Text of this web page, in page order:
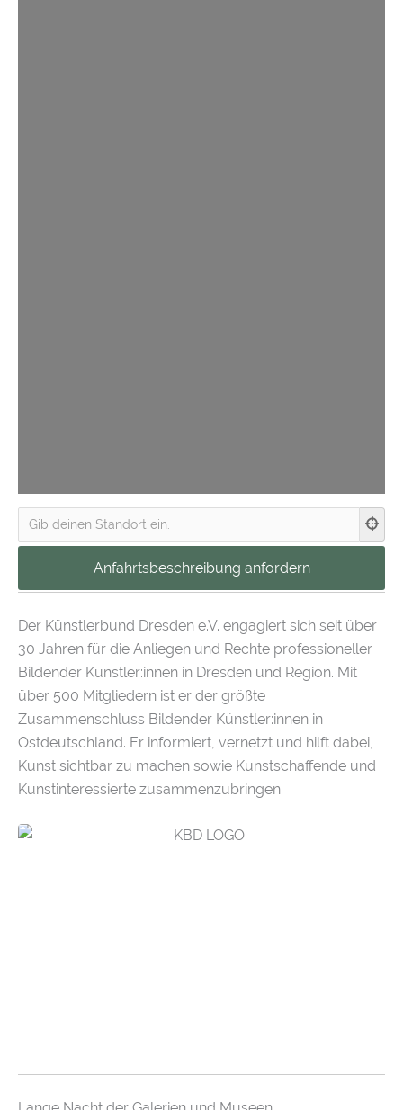
Der Künstlerbund Dresden e.V. engagiert sich seit über
30 Jahren für die Anliegen und Rechte professioneller
Bildender Künstler:innen in Dresden und Region. Mit
über 500 Mitgliedern ist er der größte
Zusammenschluss Bildender Künstler:innen in
Ostdeutschland. Er informiert, vernetzt und hilft dabei,
Kunst sichtbar zu machen sowie Kunstschaffende und
Kunstinteressierte zusammenzubringen.